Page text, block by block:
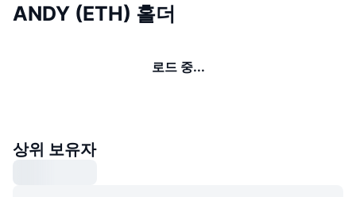
ANDY (ETH) 홀더
로드 중...
상위 보유자